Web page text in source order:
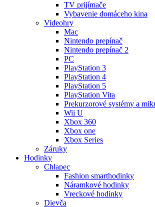
TV prijímače
Vybavenie domáceho kina
Videohry
Mac
Nintendo prepínač
Nintendo prepínač 2
PC
PlayStation 3
PlayStation 4
PlayStation 5
PlayStation Vita
Prekurzorové systémy a
Wii U
Xbox 360
Xbox one
Xbox Series
Záruky
Hodinky
Chlapec
Fashion smarthodinky
Náramkové hodinky
Vreckové hodinky
Dievča